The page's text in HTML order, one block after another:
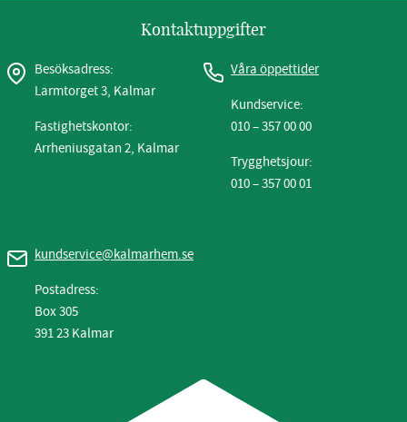
Kontaktuppgifter
Besöksadress:
Larmtorget 3, Kalmar
Fastighetskontor:
Arrheniusgatan 2, Kalmar
Våra öppettider
Kundservice:
010 – 357 00 00
Trygghetsjour:
010 – 357 00 01
kundservice@kalmarhem.se
Postadress:
Box 305
391 23 Kalmar